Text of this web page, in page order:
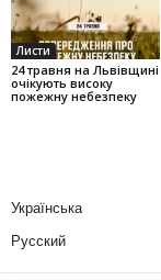
Листи
24 травня на Львівщині
очікують високу
пожежну небезпеку
Українська
Русский